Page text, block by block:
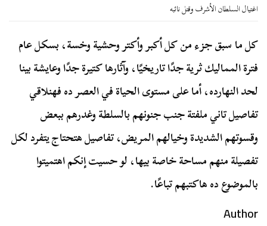
اغتيال السلطان الأشرف وقتل نائبه
كل ما سبق جزء من كل أكبر وأكتر وحشية وخسة، بسكل عام
فترة المماليك ثرية جدًا تاريخيًا، وآثارها كتيرة جدًا وعايشة بينا
لحد النهارده، أما على مستوى الحياة في العصر ده فهنلاقي
تفاصيل تاني ملفتة جنب جنونهم بالسلطة وغدرهم ببعض
وقسوتهم الشديدة وخيالهم المريض، تفاصيل هتحتاج يتفرد لكل
تفصيلة منهم مساحة خاصة بيها، لو حسيت إنكم اهتميتوا
بالموضوع ده هاكتبهم تباعًا.
Author